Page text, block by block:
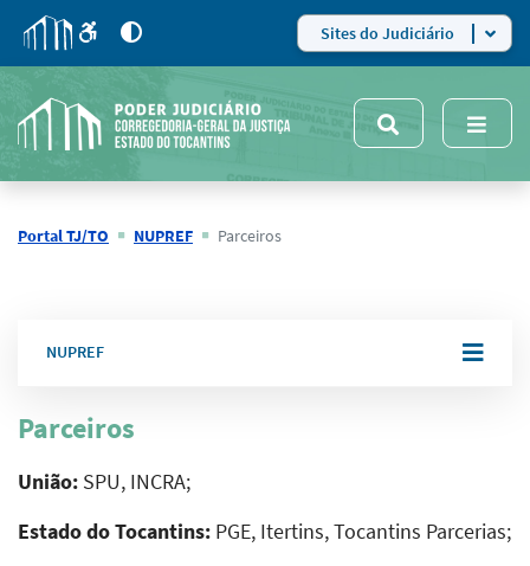
para
4
site
5
modo
de
contraste
Sites do Judiciário
Portal TJ/TO NUPREF Parceiros
NUPREF
Parceiros
União: SPU, INCRA;
Estado do Tocantins: PGE, Itertins, Tocantins Parcerias;